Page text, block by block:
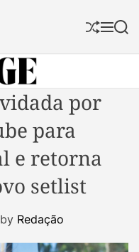
S
f
l
M S
c
por
para
e retorna
setlist
by Redação